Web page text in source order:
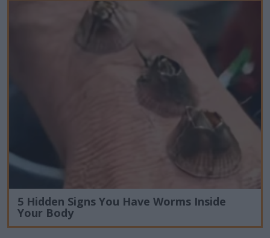
5 Hidden Signs You Have Worms Inside
Your Body